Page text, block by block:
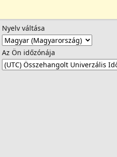
Nyelv váltása
Az Ön időzónája